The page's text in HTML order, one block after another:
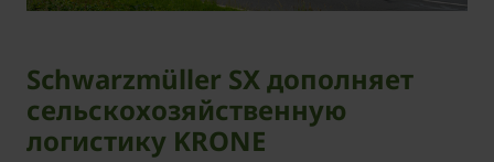
Schwarzmüller SX дополняет
сельскохозяйственную
логистику KRONE